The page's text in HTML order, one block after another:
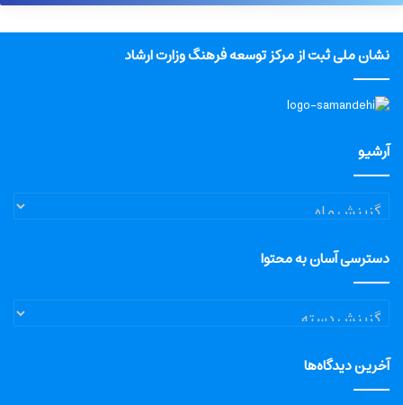
نشان ملی ثبت از مرکز توسعه فرهنگ وزارت ارشاد
آرشیو
آرشیو
دسترسی آسان به محتوا
دسترسی
آسان
محتوا
آخرین دیدگاه‌ها